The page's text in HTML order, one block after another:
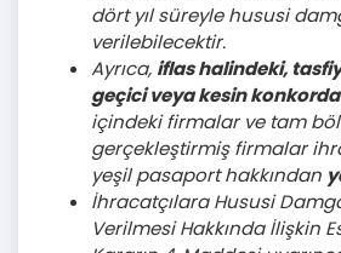
dört yıl süreyle hususi
verilebilecektir.
Ayrıca, iflas halindeki,
geçici veya kesin
içindeki firmalar ve tam
gerçekleştirmiş firmalar
yeşil pasaport hakkından
İhracatçılara Hususi
Verilmesi Hakkında İlişkin